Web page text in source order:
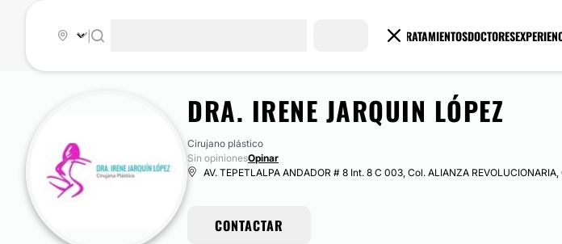
TRATAMIENTOSDOCTORES
DRA. IRENE JARQUIN LÓPEZ
Cirujano plástico
Sin opinionesOpinar
AV. TEPETLALPA ANDADOR # 8 Int. 8 C 003, Col. ALIANZA
CONTACTAR